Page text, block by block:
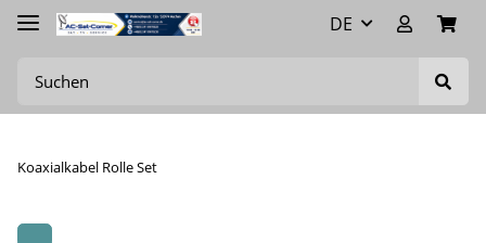
DE
Koaxialkabel Rolle Set